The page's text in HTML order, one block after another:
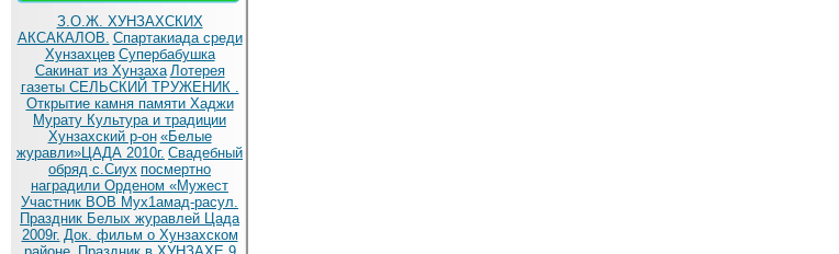
З.О.Ж. ХУНЗАХСКИХ
АКСАКАЛОВ. Спартакиада среди
Хунзахцев Супербабушка
Сакинат из Хунзаха Лотерея
газеты СЕЛЬСКИЙ ТРУЖЕНИК .
Открытие камня памяти Хаджи
Мурату Культура и традиции
Хунзахский р-он «Белые
журавли»ЦАДА 2010г. Cвадебный
обряд c.Сиух посмертно
наградили Орденом «Мужест
Участник ВОВ Мух1амад-расул.
Праздник Белых журавлей Цада
2009г. Док. фильм о Хунзахском